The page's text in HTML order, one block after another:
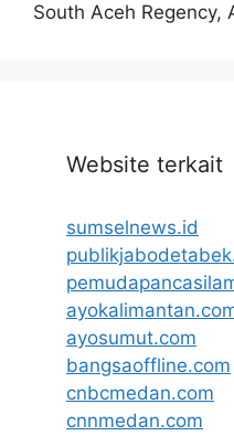
South Aceh Regency,
Website terkait
sumselnews.id
ayosumut.com
bangsaoffline.com
cnbcmedan.com
cnnmedan.com